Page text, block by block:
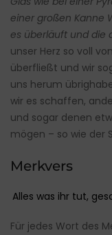
einer großen Kanne
es überläuft und die
unser Herz so voll
überfließt und wir
uns herum
wir es schaffen,
und sogar denen
mögen – so wie der
Merkvers
Alles was ihr tut,
Für jedes Wort des